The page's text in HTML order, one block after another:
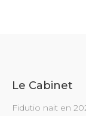
Le Cabinet
Fidutio nait en